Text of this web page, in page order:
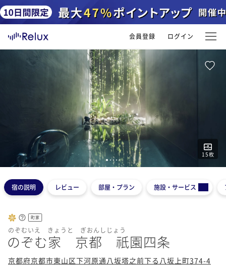
会員登録 ログイン
15枚
1 2 3 45
宿の説明 レビュー 部屋・プラン 施設・サービス
町家
のぞむいえ きょうと ぎおんしじょう
のぞむ家 京都 祇園四条
京都府京都市東山区下河原通八坂塔之前下る八坂上町374-4